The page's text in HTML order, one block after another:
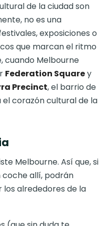
de la ciudad son
no es una
exposiciones o
que marcan el ritmo
cuando Melbourne
Federation Squarey
Precinct, el barrio de
corazón cultural de la
Melbourne. Así que, si
coche allí, podrán
alrededores de la